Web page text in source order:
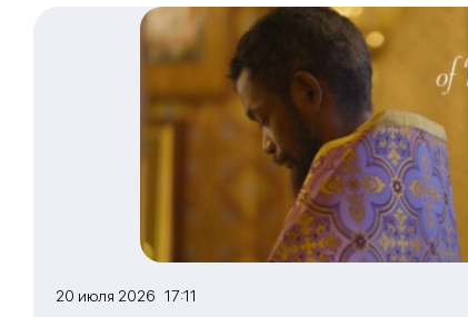
20 июля 2026 17:11